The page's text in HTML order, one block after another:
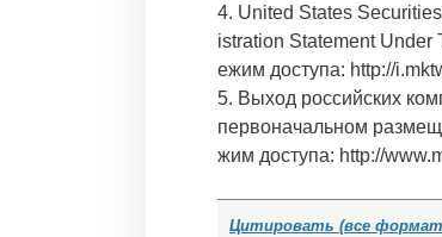
4. United States
istration Statement Under
ежим доступа: http://
5. Выход российских
первоначальном
жим доступа: http://
Цитировать (все